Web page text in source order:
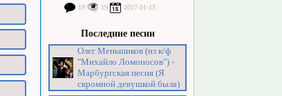
19 19 2017-01-13
Последние песни
Олег Меньшиков (из к/ф
"Михайло Ломоносов") -
Марбургская песня (Я
скромной девушкой была)